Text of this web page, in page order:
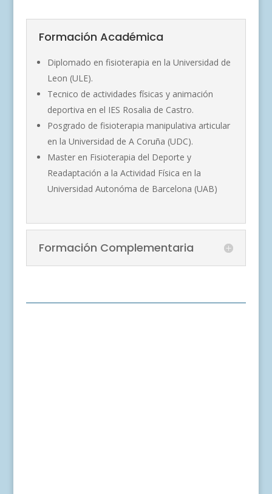
Formación Académica
Diplomado en fisioterapia en la Universidad de
Leon (ULE).
Tecnico de actividades físicas y animación
deportiva en el IES Rosalia de Castro.
Posgrado de fisioterapia manipulativa articular
en la Universidad de A Coruña (UDC).
Master en Fisioterapia del Deporte y
Readaptación a la Actividad Física en la
Universidad Autonóma de Barcelona (UAB)
Formación Complementaria